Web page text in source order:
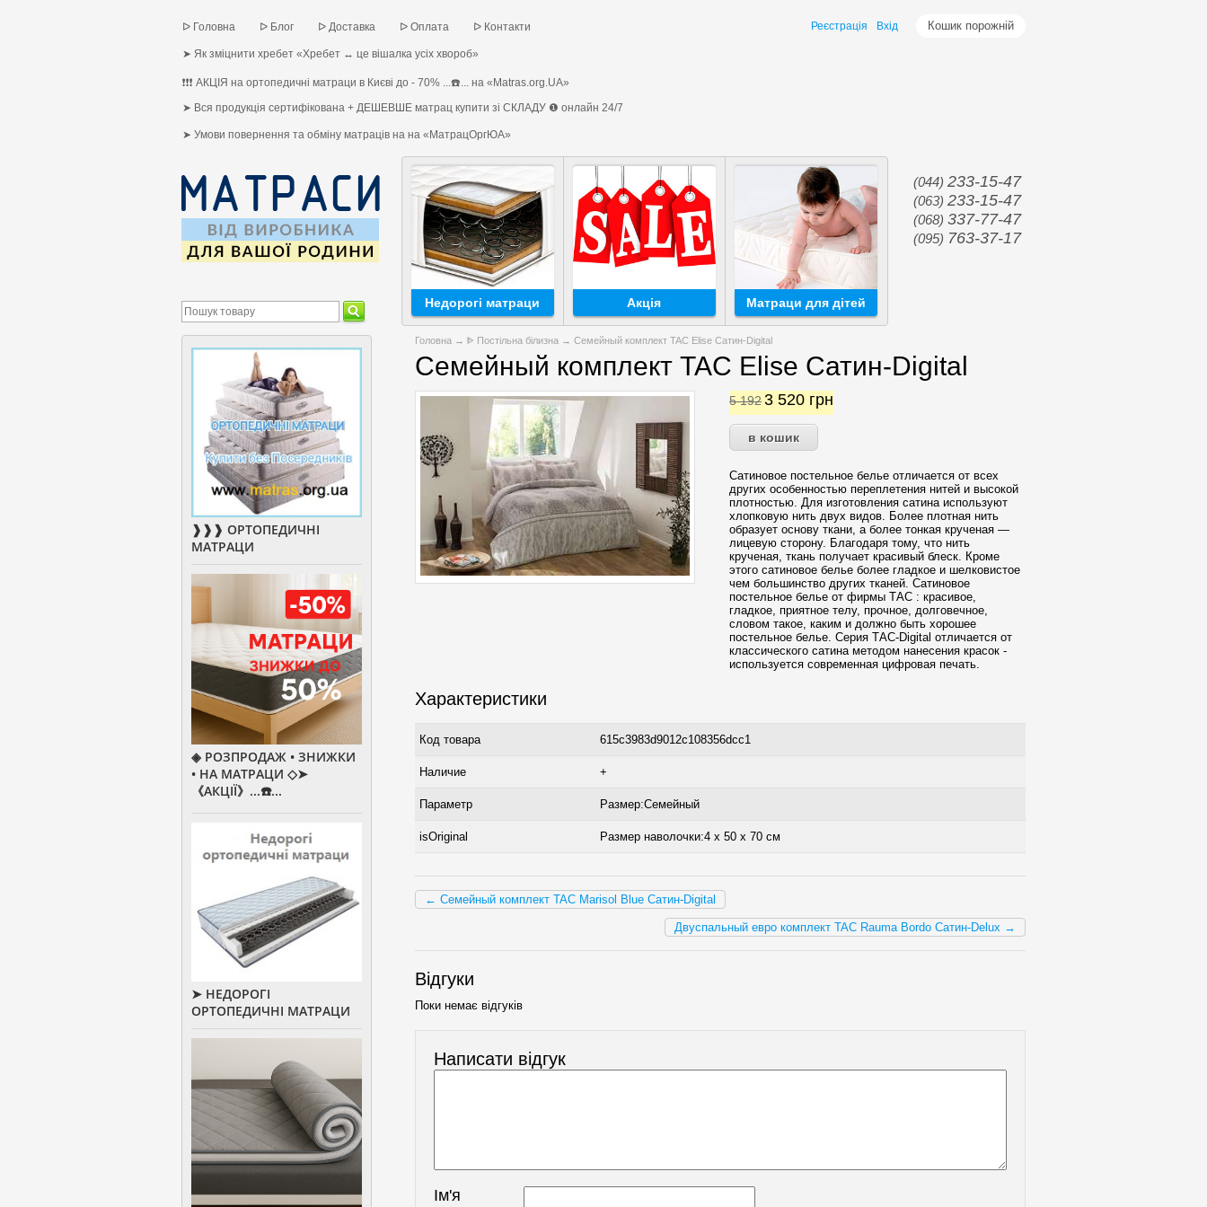
ᐅ Головна ᐅ Блог ᐅ Доставка ᐅ Оплата ᐅ Контакти
➤ Як зміцнити хребет «Хребет ↔ це вішалка усіх хвороб»
❗❗❗ АКЦІЯ на ортопедичні матраци в Києві до - 70% ...☎️... на «Matras.org.UA»
➤ Вся продукція сертифікована + ДЕШЕВШЕ матрац купити зі СКЛАДУ ❶ онлайн 24/7
➤ Умови повернення та обміну матраців на на «МатрацОргЮА»
Кошик порожній
Реєстрація Вхід
(044) 233-15-47
(063) 233-15-47
(068) 337-77-47
(095) 763-37-17
Недорогі матраци Акція Матраци для дітей
Головна → ᐈ Постільна білизна → Семейный комплект TAC Elise Сатин-Digital
Семейный комплект TAC Elise Сатин-Digital
5 1923 520 грн
Сатиновое постельное белье отличается от всех
других особенностью переплетения нитей и высокой
плотностью. Для изготовления сатина используют
хлопковую нить двух видов. Более плотная нить
образует основу ткани, а более тонкая крученая —
лицевую сторону. Благодаря тому, что нить
крученая, ткань получает красивый блеск. Кроме
этого сатиновое белье более гладкое и шелковистое
чем большинство других тканей. Сатиновое
постельное белье от фирмы ТАС : красивое,
гладкое, приятное телу, прочное, долговечное,
словом такое, каким и должно быть хорошее
постельное белье. Серия ТАС-Digital отличается от
классического сатина методом нанесения красок -
используется современная цифровая печать.
Характеристики
Код товара 615c3983d9012c108356dcc1
Наличие +
Параметр Размер:Семейный
isOriginal Размер наволочки:4 x 50 х 70 см
← Семейный комплект TAC Marisol Blue Сатин-Digital
Двуспальный евро комплект TAC Rauma Bordo Сатин-Delux →
Відгуки
Поки немає відгуків
Написати відгук
Ім'я
❱❱❱ ОРТОПЕДИЧНІ
МАТРАЦИ
◈ РОЗПРОДАЖ • ЗНИЖКИ
• НА МАТРАЦИ ◇➤
《АКЦІЇ》...☎️...
➤ НЕДОРОГІ
ОРТОПЕДИЧНІ МАТРАЦИ